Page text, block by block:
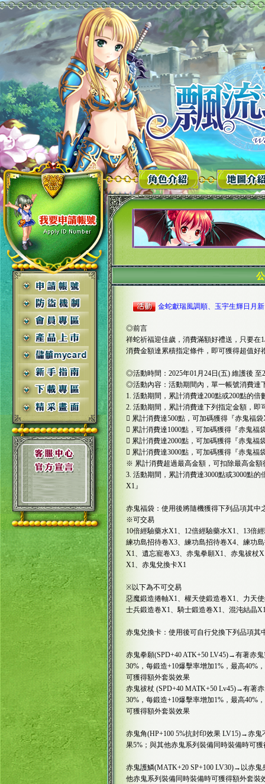
金蛇獻瑞風調順、玉宇生輝日月新
◎前言
祥蛇祈福迎佳歲，消費滿額好禮送，只要在
消費金額達累積指定條件，即可獲得超值好
◎活動時間：2025年01月24日(五) 維護後 至
◎活動內容：活動期間內，單一帳號消費達
1. 活動期間，累計消費達200點或200點的
2. 活動期間，累計消費達下列指定金額，即
 累計消費達500點，可加碼獲得『赤鬼福袋
 累計消費達1000點，可加碼獲得『赤鬼福
 累計消費達2000點，可加碼獲得『赤鬼福
 累計消費達3000點，可加碼獲得『赤鬼福
※ 累計消費超過最高金額，可扣除最高金額
3. 活動期間，累計消費達3000點或3000點
X1』
赤鬼福袋：使用後將隨機獲得下列品項其中
※可交易
10倍經驗藥水X1、12倍經驗藥水X1、13倍
練功島招待卷X3、練功島招待卷X4、練功
X1、遺忘寵卷X3、赤鬼拳願X1、赤鬼祓杖
X1、赤鬼兌換卡X1
※以下為不可交易
惡魔鍛造捲軸X1、權天使鍛造卷X1、力天
士兵鍛造卷X1、騎士鍛造卷X1、混沌結晶
赤鬼兌換卡：使用後可自行兌換下列品項其
赤鬼拳願(SPD+40 ATK+50 LV45)→有著赤
30%，每鍛造+10爆擊率增加1%，最高40%
可獲得額外套裝效果
赤鬼祓杖 (SPD+40 MATK+50 Lv45)→有著
30%，每鍛造+10爆擊率增加1%，最高40%
可獲得額外套裝效果
赤鬼角(HP+100 5%抗封印效果 LV15)→赤
果5%；與其他赤鬼系列裝備同時裝備時可
赤鬼護鱗(MATK+20 SP+100 LV30)→以赤
他赤鬼系列裝備同時裝備時可獲得額外套裝